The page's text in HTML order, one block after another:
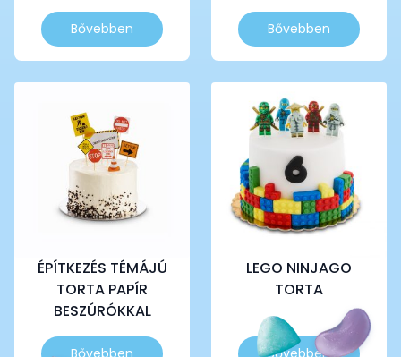
Bővebben
Ennek
a
terméknek
változatok
termékoldalon
választhatók
Bővebben
Ennek
a
terméknek
variációja
van.
változatok
a
termékoldalon
választhatók
ki
ÉPÍTKEZÉS TÉMÁJÚ
TORTA PAPÍR
BESZÚRÓKKAL
Bővebben
Ennek
LEGO NINJAGO
TORTA
Bővebben
Ennek